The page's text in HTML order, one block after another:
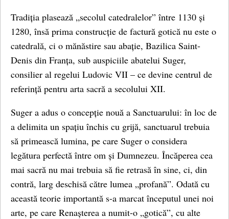
Tradiția plasează „secolul catedralelor” între 1130 și
1280, însă prima construcție de factură gotică nu este o
catedrală, ci o mănăstire sau abație, Bazilica Saint-
Denis din Franța, sub auspiciile abatelui Suger,
consilier al regelui Ludovic VII – ce devine centrul de
referință pentru arta sacră a secolului XII.
Suger a adus o concepție nouă a Sanctuarului: în loc de
a delimita un spațiu închis cu grijă, sanctuarul trebuia
să primească lumina, pe care Suger o considera
legătura perfectă între om și Dumnezeu. Încăperea cea
mai sacră nu mai trebuia să fie retrasă în sine, ci, din
contră, larg deschisă către lumea „profană”. Odată cu
această teorie importantă s-a marcat începutul unei noi
arte, pe care Renașterea a numit-o „gotică”, cu alte